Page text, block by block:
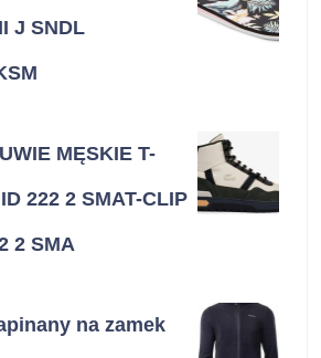
J SNDL
MĘSKIE T-
222 2 SMAT-CLIP
2 SMA
na zamek